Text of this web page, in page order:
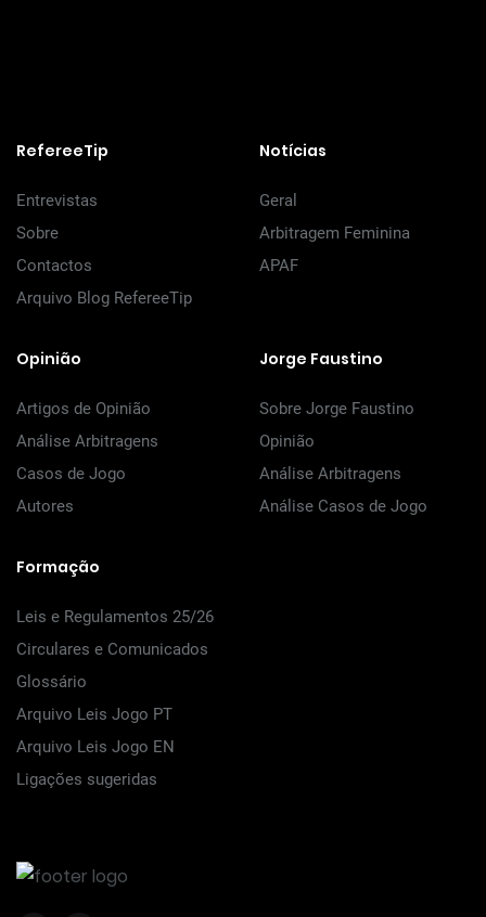
RefereeTip
Entrevistas
Sobre
Contactos
Arquivo Blog RefereeTip
Notícias
Geral
Arbitragem Feminina
APAF
Opinião
Artigos de Opinião
Análise Arbitragens
Casos de Jogo
Autores
Jorge Faustino
Sobre Jorge Faustino
Opinião
Análise Arbitragens
Análise Casos de Jogo
Formação
Leis e Regulamentos 25/26
Circulares e Comunicados
Glossário
Arquivo Leis Jogo PT
Arquivo Leis Jogo EN
Ligações sugeridas